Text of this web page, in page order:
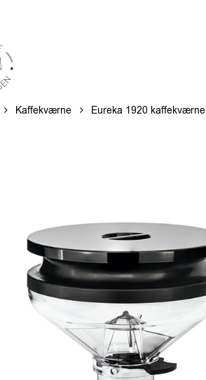
Kaffekværne Eureka 1920 kaffekværne